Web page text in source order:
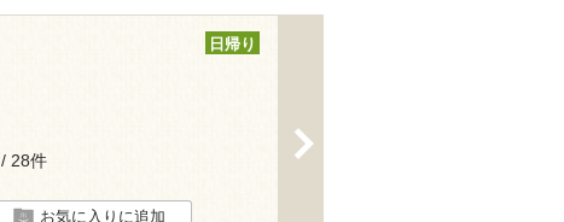
日帰り
/ 28件
お気に入りに追加